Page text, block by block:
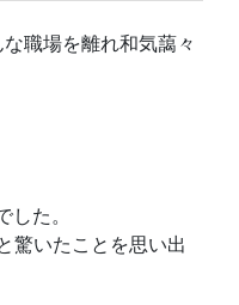
職場を離れ和気藹々
た。
驚いたことを思い出